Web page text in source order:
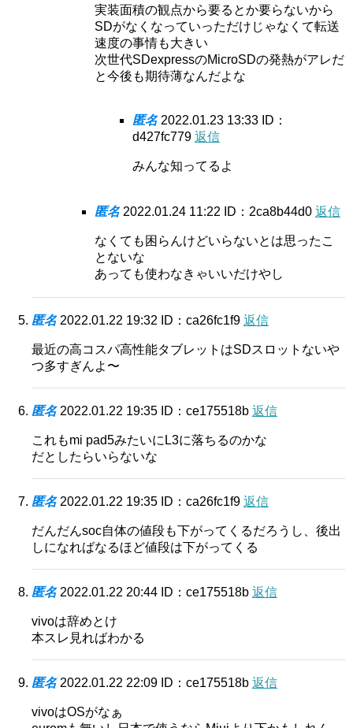
実装面積の観点から要るとか要らないから
SDがなくなっていっただけじゃなくて転送
速度の事情も大きい
次世代SDexpressのMicroSDの発熱がアレだ
と今後も期待薄なんだよな
匿名 2022.01.23 13:33 ID：
d427fc779 返信
みんな知ってるよ
匿名 2022.01.24 11:22 ID：2ca8b44d0 返信
なくても困らんけどいらないとは思ったこ
とないな
あっても使わなきゃいいだけやし
匿名 2022.01.22 19:32 ID：ca26fc1f9 返信
最近の高コスパ高性能タブレットはSDスロットないや
つ多すぎんよ〜
匿名 2022.01.22 19:35 ID：ce175518b 返信
これもmi pad5みたいにL3に落ちるのかな
だとしたらいらないな
匿名 2022.01.22 19:35 ID：ca26fc1f9 返信
だんだんsoc自体の値段も下がってくるだろうし、後出
しになればなるほど値段は下がってくる
匿名 2022.01.22 20:44 ID：ce175518b 返信
vivoは辞めとけ
本スレ見ればわかる
匿名 2022.01.22 22:09 ID：ce175518b 返信
vivoはOSがなぁ